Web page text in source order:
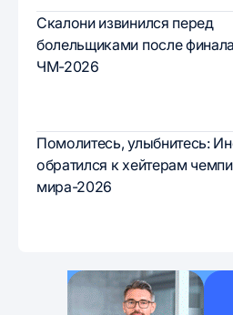
Скалони извинился перед
болельщиками после финала
ЧМ-2026
Помолитесь, улыбнитесь:
обратился к хейтерам
мира-2026